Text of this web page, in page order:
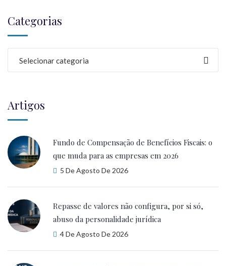
Categorias
Selecionar categoria
Artigos
Fundo de Compensação de Benefícios Fiscais: o
que muda para as empresas em 2026
5 De Agosto De 2026
Repasse de valores não configura, por si só,
abuso da personalidade jurídica
4 De Agosto De 2026